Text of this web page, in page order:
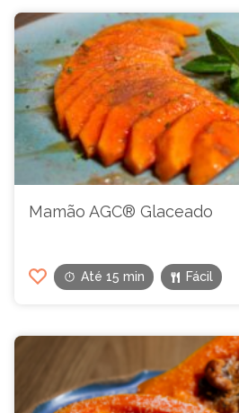
Mamão AGC® Glaceado
Até 15 min Fácil